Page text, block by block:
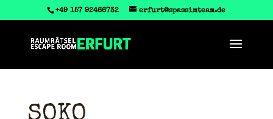
‭+49 157 92466732 erfurt@spassimteam.de